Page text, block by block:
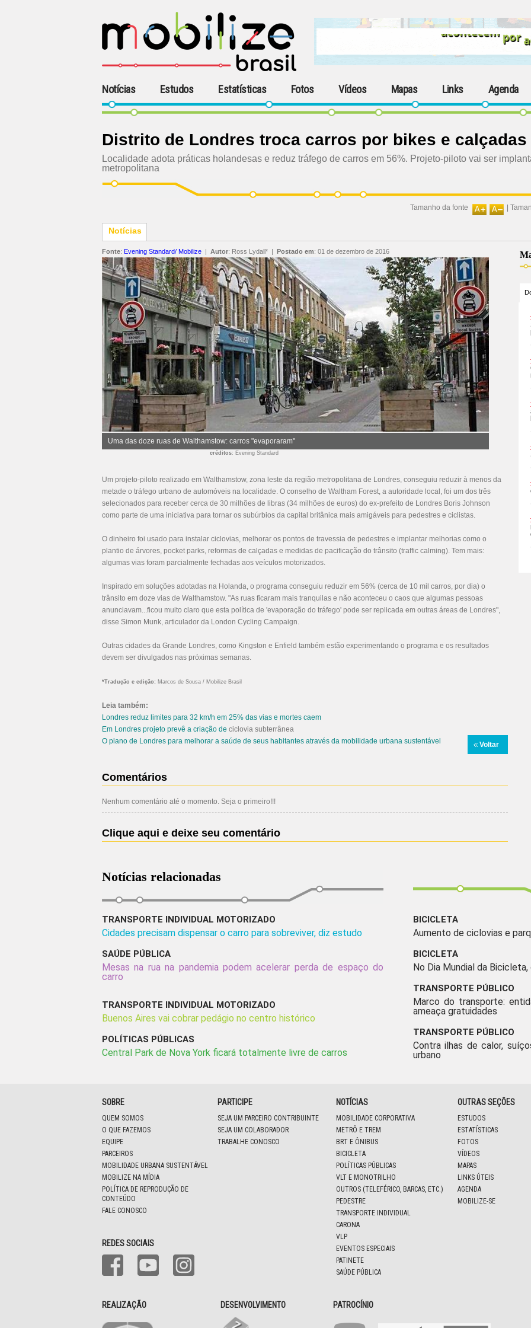
Notícias Estudos Estatísticas Fotos Vídeos Mapas Links Agenda
Distrito de Londres troca carros por bikes e calçadas
Localidade adota práticas holandesas e reduz tráfego de carros em 56%. Projeto-piloto vai ser
metropolitana
Tamanho da fonte
Notícias
Fonte: Evening Standard/ Mobilize | Autor: Ross Lydall* | Postado em: 01 de dezembro de 2016
Uma das doze ruas de Walthamstow: carros "evaporaram"
créditos: Evening Standard
Um projeto-piloto realizado em Walthamstow, zona leste da região metropolitana de Londres, conseguiu reduzir à menos da
metade o tráfego urbano de automóveis na localidade. O conselho de Waltham Forest, a autoridade local, foi um dos três
selecionados para receber cerca de 30 milhões de libras (34 milhões de euros) do ex-prefeito de Londres Boris Johnson
como parte de uma iniciativa para tornar os subúrbios da capital britânica mais amigáveis para pedestres e ciclistas.
O dinheiro foi usado para instalar ciclovias, melhorar os pontos de travessia de pedestres e implantar melhorias como o
plantio de árvores, pocket parks, reformas de calçadas e medidas de pacificação do trânsito (traffic calming). Tem mais:
algumas vias foram parcialmente fechadas aos veículos motorizados.
Inspirado em soluções adotadas na Holanda, o programa conseguiu reduzir em 56% (cerca de 10 mil carros, por dia) o
trânsito em doze vias de Walthamstow. "As ruas ficaram mais tranquilas e não aconteceu o caos que algumas pessoas
anunciavam...ficou muito claro que esta política de 'evaporação do tráfego' pode ser replicada em outras áreas de Londres",
disse Simon Munk, articulador da London Cycling Campaign.
Outras cidades da Grande Londres, como Kingston e Enfield também estão experimentando o programa e os resultados
devem ser divulgados nas próximas semanas.
*Tradução e edição: Marcos de Sousa / Mobilize Brasil
Leia também:
Londres reduz limites para 32 km/h em 25% das vias e mortes caem
Em Londres projeto prevê a criação de ciclovia subterrânea
O plano de Londres para melhorar a saúde de seus habitantes através da mobilidade urbana sustentável
Voltar
Comentários
Nenhum comentário até o momento. Seja o primeiro!!!
Clique aqui e deixe seu comentário
Notícias relacionadas
TRANSPORTE INDIVIDUAL MOTORIZADO
Cidades precisam dispensar o carro para sobreviver, diz estudo
SAÚDE PÚBLICA
Mesas na rua na pandemia podem acelerar perda de espaço do
carro
TRANSPORTE INDIVIDUAL MOTORIZADO
Buenos Aires vai cobrar pedágio no centro histórico
POLÍTICAS PÚBLICAS
Central Park de Nova York ficará totalmente livre de carros
BICICLETA
Aumento de ciclovias e
BICICLETA
No Dia Mundial da
TRANSPORTE PÚBLICO
Marco do transporte:
ameaça gratuidades
TRANSPORTE PÚBLICO
Contra ilhas de calor,
urbano
SOBRE
QUEM SOMOS
O QUE FAZEMOS
EQUIPE
PARCEIROS
MOBILIDADE URBANA SUSTENTÁVEL
MOBILIZE NA MÍDIA
POLÍTICA DE REPRODUÇÃO DE
CONTEÚDO
FALE CONOSCO
PARTICIPE
SEJA UM PARCEIRO CONTRIBUINTE
SEJA UM COLABORADOR
TRABALHE CONOSCO
REDES SOCIAIS
NOTÍCIAS
MOBILIDADE CORPORATIVA
METRÔ E TREM
BRT E ÔNIBUS
BICICLETA
POLÍTICAS PÚBLICAS
VLT E MONOTRILHO
OUTROS (TELEFÉRICO, BARCAS, ETC.)
PEDESTRE
TRANSPORTE INDIVIDUAL
CARONA
VLP
EVENTOS ESPECIAIS
PATINETE
SAÚDE PÚBLICA
OUTRAS SEÇÕES
ESTUDOS
ESTATÍSTICAS
FOTOS
VÍDEOS
MAPAS
LINKS ÚTEIS
AGENDA
MOBILIZE-SE
REALIZAÇÃO DESENVOLVIMENTO PATROCÍNIO